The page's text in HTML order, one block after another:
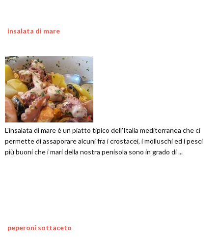
insalata di mare
L'insalata di mare è un piatto tipico dell'Italia mediterranea che ci
permette di assaporare alcuni fra i crostacei, i molluschi ed i pesci
più buoni che i mari della nostra penisola sono in grado di ...
peperoni sottaceto